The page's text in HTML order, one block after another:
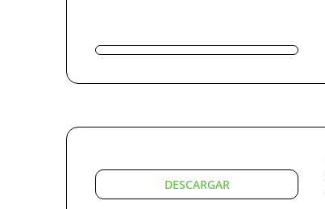
DESCARGAR